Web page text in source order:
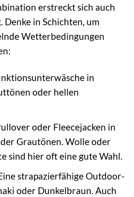
erstreckt sich auch
Denke in Schichten, um
Wetterbedingungen
in
oder hellen
oder Fleecejacken in
Grautönen. Wolle oder
sind hier oft eine gute Wahl.
strapazierfähige Outdoor-
oder Dunkelbraun. Auch